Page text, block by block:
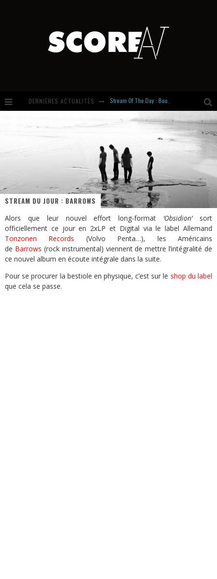
DERNIÈRES ACTUALITÉS Russian Circles share « Empath » & « Eluvial » singles. Same Language. Different Damage.
Hardcore, Actually. Meet Cút Lộn
Introducing Newcomer : Gudewife
STREAM DU JOUR : BARROWS
Alors que leur nouvel effort long-format ‘Obsidion’sort
officiellement ce jour en 2xLP et Digital via le label Allemand
Tonzonen Records (Volvo Penta…), les Américains
de Barrows (rock instrumental) viennent de mettre l’intégralité de
ce nouvel album en écoute intégrale dans la suite.
Pour se procurer la bestiole en physique, c’est sur le shop du label
que cela se passe.